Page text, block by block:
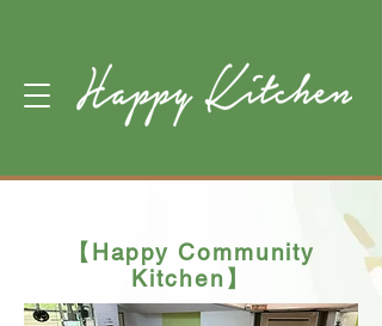
【Happy Community
Kitchen】